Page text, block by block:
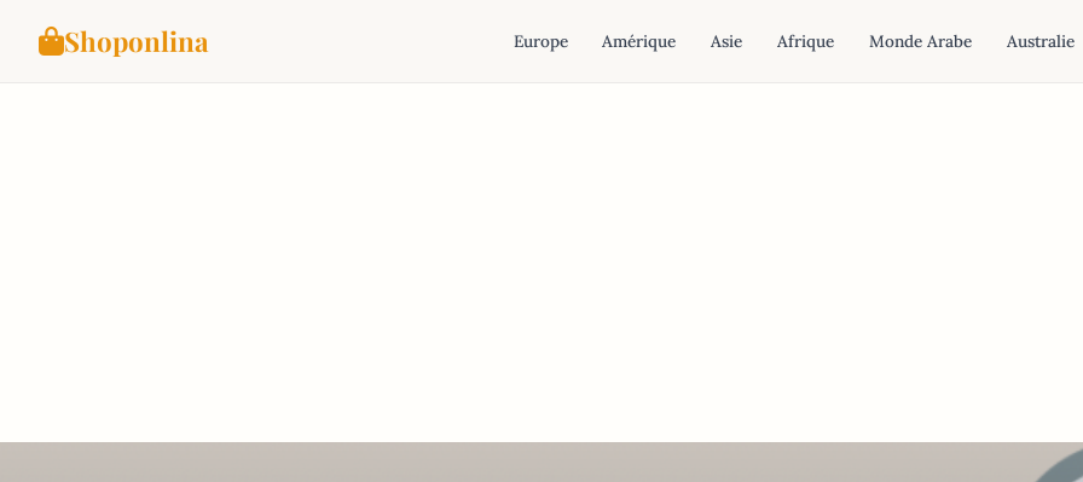
Shoponlina Europe Amérique Asie Afrique Monde Arabe Australie